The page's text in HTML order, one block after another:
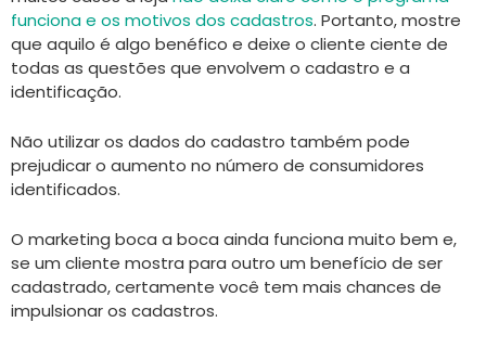
funciona e os motivos dos cadastros. Portanto, mostre
que aquilo é algo benéfico e deixe o cliente ciente de
todas as questões que envolvem o cadastro e a
identificação.
Não utilizar os dados do cadastro também pode
prejudicar o aumento no número de consumidores
identificados.
O marketing boca a boca ainda funciona muito bem e,
se um cliente mostra para outro um benefício de ser
cadastrado, certamente você tem mais chances de
impulsionar os cadastros.